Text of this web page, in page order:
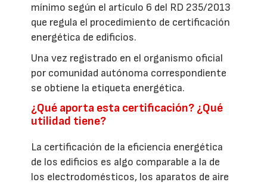
mínimo según el artículo 6 del RD 235/2013
que regula el procedimiento de certificación
energética de edificios.
Una vez registrado en el organismo oficial
por comunidad autónoma correspondiente
se obtiene la etiqueta energética.
¿Qué aporta esta certificación? ¿Qué
utilidad tiene?
La certificación de la eficiencia energética
de los edificios es algo comparable a la de
los electrodomésticos, los aparatos de aire